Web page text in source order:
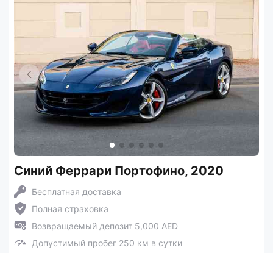
Синий Феррари Портофино, 2020
Бесплатная доставка
Полная страховка
Возвращаемый депозит 5,000 AED
Допустимый пробег 250 км в сутки